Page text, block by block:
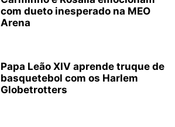
com dueto inesperado na MEO
Arena
Papa Leão XIV aprende truque de
basquetebol com os Harlem
Globetrotters